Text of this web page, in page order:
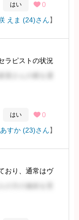
チェンジ（BD）
はい  0
えま (24)さん】
ラピストの状況
セラピストが出
女性らしさがあ
はい  0
すか (23)さん】
おり、通常はヴ
の方の施術を受